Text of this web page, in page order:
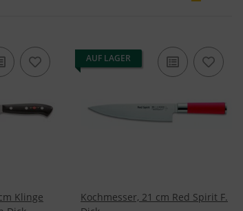
Klinge
AUF LAGER
Kochmesser, 21 cm Red Spirit F.